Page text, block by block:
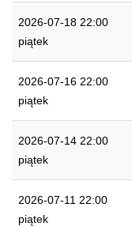
2026-07-18 22:00
piątek
2026-07-16 22:00
piątek
2026-07-14 22:00
piątek
2026-07-11 22:00
piątek